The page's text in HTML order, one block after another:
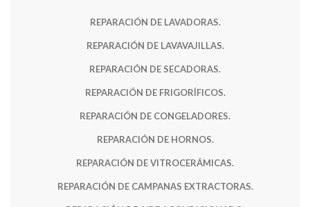
REPARACIÓN DE LAVADORAS.
REPARACIÓN DE LAVAVAJILLAS.
REPARACIÓN DE SECADORAS.
REPARACIÓN DE FRIGORÍFICOS.
REPARACIÓN DE CONGELADORES.
REPARACIÓN DE HORNOS.
REPARACIÓN DE VITROCERÁMICAS.
REPARACIÓN DE CAMPANAS EXTRACTORAS.